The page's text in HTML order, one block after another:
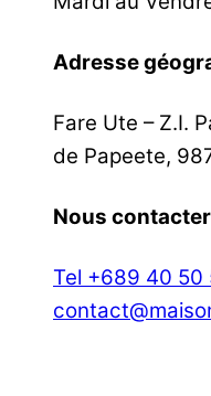
Adresse
Fare Ute – Z.I.
de Papeete,
Nous contacter
Tel +689 40 50